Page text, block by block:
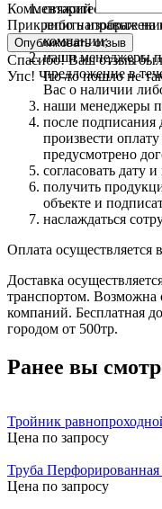
Комментарий
Прикрепить
Спасибо! Ваш отзыв
Упс! Что-то пошло не
свяжитесь с нами
либо направьте
компании;
наши менеджеры
предложение в
Вас о наличии
наши менеджеры
после подписания
произвести
предусмотрено
согласовать дату
получить
объекте и
наслаждаться
Оплата осуществляется
Доставка
транспортом. Возможна
компаний. Бесплатная
городом от 500тр.
Ранее вы
Тройник
Цена по запросу
Труба
Цена по запросу